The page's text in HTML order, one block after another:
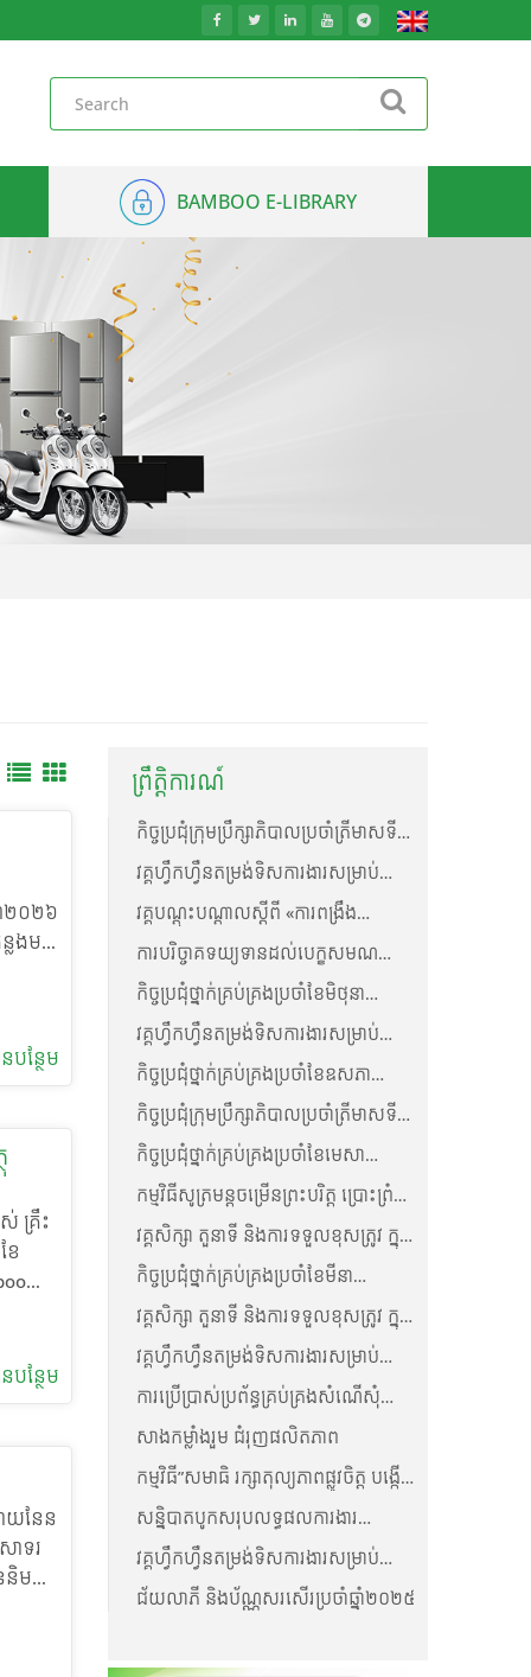
BAMBOO E-LIBRARY
២០២៦
លងមក
បត្តិ
ោបល់
ានេះ
រ និង
ើន
រគ្រប់
ខ្ពស់
បន្ថែម
គ្រឹះ
ែ
រឹះ
ជុំ
ារ
ម
រ
បន្ថែម
ាយនែន
ាទរ
និមន្ត
ព្រឹត្តិការណ៍
កិច្ចប្រជុំក្រុមប្រឹក្សាភិបាលប្រចាំត្រីមាសទី២
ឆ្នាំ២០២៦
វគ្គហ្វឹកហ្វឺនតម្រង់ទិសការងារសម្រាប់
និយោជិតថ្មី ខែកក្កដា ឆ្នាំ២០២៦
វគ្គបណ្តុះបណ្តាលស្តីពី «ការពង្រឹង
សមត្ថភាពភ្នាក់ងារប្រឹក្សាឥណទានលើ
ជំនាញការលក់»
ការបរិច្ចាគទយ្យទានដល់បេក្ខសមណ
សិស្សប្រឡងធម្មវិន័យនៅវត្តព្រៃឆ្លាក់
កិច្ចប្រជុំថ្នាក់គ្រប់គ្រងប្រចាំខែមិថុនា
ឆ្នាំ២០២៦-គ្រឹះស្ថានមីក្រូហិរញ្ញវត្ថុ ប៊ែមប៊ូ
ហ្វាយនែន ភីអិលស៊ី
វគ្គហ្វឹកហ្វឺនតម្រង់ទិសការងារសម្រាប់
និយោជិតថ្មី ខែឧសភា ឆ្នាំ២០២៦
កិច្ចប្រជុំថ្នាក់គ្រប់គ្រងប្រចាំខែឧសភា
ឆ្នាំ២០២៦-គ្រឹះស្ថានមីក្រូហិរញ្ញវត្ថុ ប៊ែមប៊ូ
ហ្វាយនែន ភីអិលស៊ី
កិច្ចប្រជុំក្រុមប្រឹក្សាភិបាលប្រចាំត្រីមាសទី១
ឆ្នាំ២០២៦
កិច្ចប្រជុំថ្នាក់គ្រប់គ្រងប្រចាំខែមេសា
ឆ្នាំ២០២៦-គ្រឹះស្ថានមីក្រូហិរញ្ញវត្ថុ ប៊ែមប៊ូ
ហ្វាយនែន ភីអិលស៊ី
កម្មវិធីសូត្រមន្តចម្រើនព្រះបរិត្ត ប្រោះព្រំ
លើករាសី
វគ្គសិក្សា តួនាទី និងការទទួលខុសត្រូវ ក្នុង
ភាពជាអ្នកដឹកនាំ
កិច្ចប្រជុំថ្នាក់គ្រប់គ្រងប្រចាំខែមីនា
ឆ្នាំ២០២៦-គ្រឹះស្ថានមីក្រូហិរញ្ញវត្ថុ ប៊ែមប៊ូ
ហ្វាយនែន ភីអិលស៊ី
វគ្គសិក្សា តួនាទី និងការទទួលខុសត្រូវ ក្នុង
ភាពជាអ្នកដឹកនាំ
វគ្គហ្វឹកហ្វឺនតម្រង់ទិសការងារសម្រាប់
និយោជិតថ្មី ខែកុម្ភៈ ឆ្នាំ២០២៦
ការប្រើប្រាស់ប្រព័ន្ធគ្រប់គ្រងសំណើសុំ
ឥណទាន និងព័ត៌មានអតិថិជន
សាងកម្លាំងរួម ជំរុញផលិតភាព
កម្មវិធី”សមាធិ រក្សាតុល្យភាពផ្លូវចិត្ត បង្កើន
ផលិតភាពការងារ”
សន្និបាតបូកសរុបលទ្ធផលការងារ
ឆ្នាំ២០២៥ និងកំណត់ទិសដៅយុទ្ធសាស្ត្រ
អាជីវកម្មឆ្នាំ២០២៦ របស់ គ្រឹះ
ស្ថានមីក្រូហិរញ្ញវត្ថុ ប៊ែមប៊ូ ហ្វាយនែន
វគ្គហ្វឹកហ្វឺនតម្រង់ទិសការងារសម្រាប់
និយោជិតថ្មី ខែមករា ឆ្នាំ២០២៦
ជ័យលាភី និងប័ណ្ណសរសើរប្រចាំឆ្នាំ២០២៥